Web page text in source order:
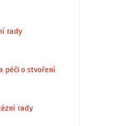
rady
péči o stvoření
rady